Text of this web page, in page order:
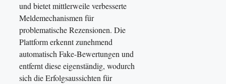
und bietet mittlerweile verbesserte
Meldemechanismen für
problematische Rezensionen. Die
Plattform erkennt zunehmend
automatisch Fake-Bewertungen und
entfernt diese eigenständig, wodurch
sich die Erfolgsaussichten für